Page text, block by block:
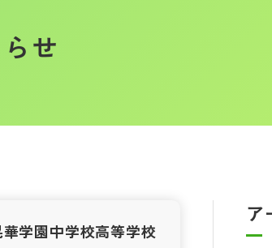
せ
華学園中学校高等学校
ア